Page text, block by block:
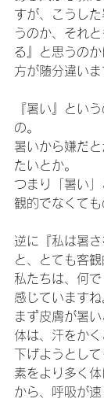
すが、こうし
うのか、それ
る』と思うの
方が随分違いま
『暑い』とい
の。
暑いから嫌だ
たいとか。
つまり「暑い
観的でなくても
逆に『私は暑
と、とても客観
私たちは、何
感じていますね
まず皮膚が暑
体は、汗をか
下げようとし
素をより多く
から、呼吸が速